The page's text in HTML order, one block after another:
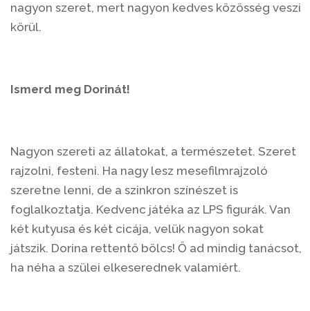
nagyon szeret, mert nagyon kedves közösség veszi
körül.
Ismerd meg Dorinát!
Nagyon szereti az állatokat, a természetet. Szeret
rajzolni, festeni. Ha nagy lesz mesefilmrajzoló
szeretne lenni, de a szinkron színészet is
foglalkoztatja. Kedvenc játéka az LPS figurák. Van
két kutyusa és két cicája, velük nagyon sokat
játszik. Dorina rettentő bölcs! Ő ad mindig tanácsot,
ha néha a szülei elkeserednek valamiért.